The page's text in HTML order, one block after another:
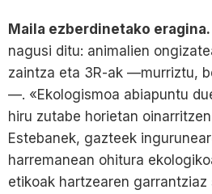
Maila ezberdinetako eragina.
nagusi ditu: animalien
zaintza eta 3R-ak —murriztu,
—. «Ekologismoa abiapuntu
hiru zutabe horietan
Estebanek, gazteek
harremanean ohitura
etikoak hartzearen garrantziaz